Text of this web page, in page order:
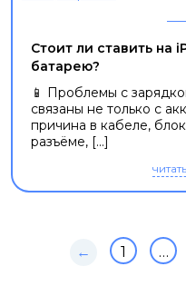
Стоит ли ставить на
батарею?
📱 Проблемы с
связаны не только с
причина в кабеле,
разъёме, [...]
← 1 …